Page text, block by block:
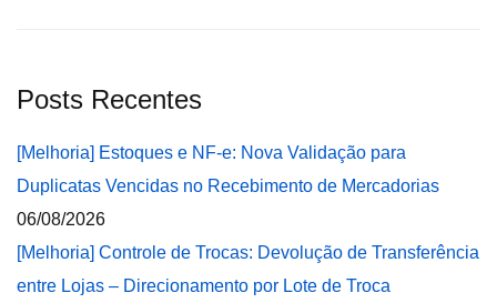
Posts Recentes
[Melhoria] Estoques e NF-e: Nova Validação para
Duplicatas Vencidas no Recebimento de Mercadorias
06/08/2026
[Melhoria] Controle de Trocas: Devolução de Transferência
entre Lojas – Direcionamento por Lote de Troca